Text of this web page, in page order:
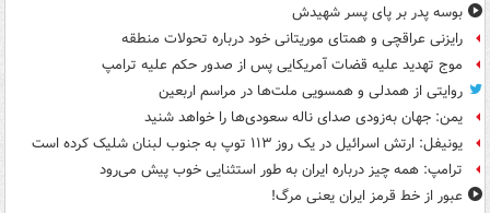
بوسه‌ پدر بر پای پسر شهیدش
رایزنی عراقچی و همتای موریتانی خود درباره تحولات منطقه
موج تهدید علیه قضات آمریکایی پس از صدور حکم علیه ترامپ
روایتی از همدلی و همسویی ملت‌ها در مراسم اربعین
یمن: جهان به‌زودی صدای ناله سعودی‌ها را خواهد شنید
یونیفل: ارتش اسرائیل در یک روز ۱۱۳ توپ به جنوب لبنان شلیک کرده است
ترامپ: همه چیز درباره ایران به طور استثنایی خوب پیش می‌رود
عبور از خط قرمز ایران یعنی مرگ!